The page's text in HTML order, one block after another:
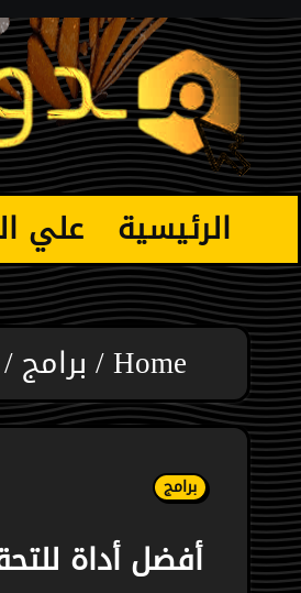
Skip
to
content
الرئيسية
علي
Home برامج
برامج
أفضل أداة